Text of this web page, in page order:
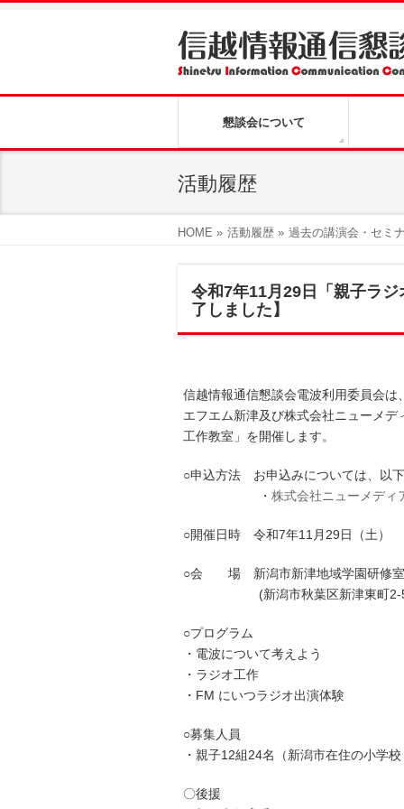
懇談会について
活動履歴
HOME » 活動履歴 » 過去の講演会・セミ
令和7年11月29日「親子ラ
了しました】
信越情報通信懇談会電波利用委員会
エフエム新津及び株式会社ニューメ
工作教室」を開催します。
○申込方法 お申込みについては、以下
・ 株式会社ニューメデ
○開催日時 令和7年11月29日（土）
○会 場 新潟市新津地域学園研修室
(新潟市秋葉区新津東町2-
○プログラム
・電波について考えよう
・ラジオ工作
・FM にいつラジオ出演体験
○募集人員
・親子12組24名（新潟市在住の小学
〇後援